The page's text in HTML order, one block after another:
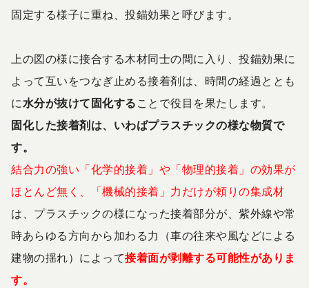
固定する様子に重ね、投錨効果と呼びます。
上の図の様に接合する木材同士の間に入り、投錨効果に
よって互いをつなぎ止める接着剤は、時間の経過ととも
に 水分が抜けて固化する ことで役目を果たします。
固化した接着剤は、いわばプラスチックの様な物質で
す。
結合力の強い「化学的接着」や「物理的接着」の効果が
ほとんど無く、「機械的接着」力だけが頼りの集成材
は、プラスチックの様になった接着部分が、紫外線や常
時あらゆる方向から加わる力（車の往来や風などによる
建物の揺れ）によって接着面が剥離する可能性がありま
す。